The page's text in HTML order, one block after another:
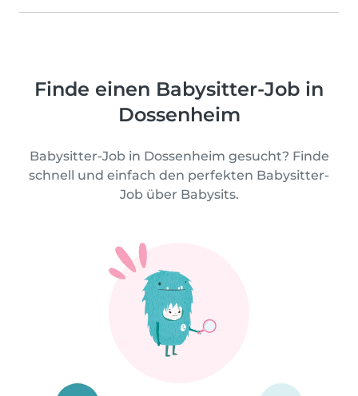
Finde einen Babysitter-Job in
Dossenheim
Babysitter-Job in Dossenheim gesucht? Finde
schnell und einfach den perfekten Babysitter-
Job über Babysits.